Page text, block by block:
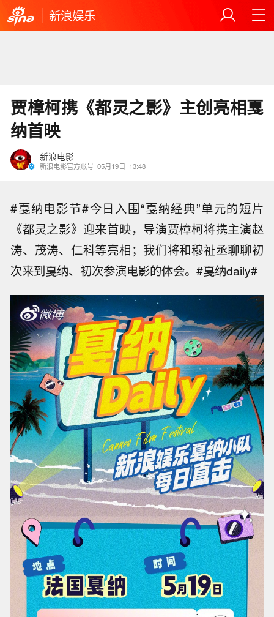
新浪娱乐
贾樟柯携《都灵之影》主创亮相戛
纳首映
新浪电影
新浪电影官方账号 05月19日 13:48
#戛纳电影节#今日入围“戛纳经典”单元的短片
《都灵之影》迎来首映，导演贾樟柯将携主演赵
涛、茂涛、仁科等亮相；我们将和穆祉丞聊聊初
次来到戛纳、初次参演电影的体会。#戛纳daily#